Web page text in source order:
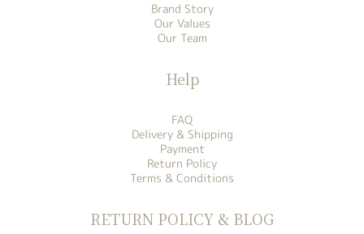
Brand Story
Our Values
Our Team
Help
FAQ
Delivery & Shipping
Payment
Return Policy
Terms & Conditions
RETURN POLICY & BLOG